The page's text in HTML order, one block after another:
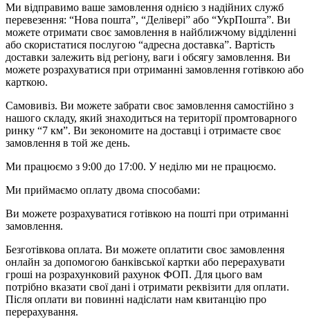
Ми відправимо ваше замовлення однією з надійних служб
перевезення: “Нова пошта”, “Делівері” або “УкрПошта”. Ви
можете отримати своє замовлення в найближчому відділенні
або скористатися послугою “адресна доставка”. Вартість
доставки залежить від регіону, ваги і обсягу замовлення. Ви
можете розрахуватися при отриманні замовлення готівкою або
карткою.
Самовивіз. Ви можете забрати своє замовлення самостійно з
нашого складу, який знаходиться на території промтоварного
ринку “7 км”. Ви зекономите на доставці і отримаєте своє
замовлення в той же день.
Ми працюємо з 9:00 до 17:00. У неділю ми не працюємо.
Ми приймаємо оплату двома способами:
Ви можете розрахуватися готівкою на пошті при отриманні
замовлення.
Безготівкова оплата. Ви можете оплатити своє замовлення
онлайн за допомогою банківської картки або перерахувати
гроші на розрахунковий рахунок ФОП. Для цього вам
потрібно вказати свої дані і отримати реквізити для оплати.
Після оплати ви повинні надіслати нам квитанцію про
перерахування.